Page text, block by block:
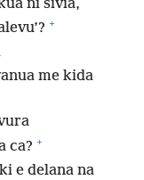
ni sivia,
+
me kida
ca? +
e delana na